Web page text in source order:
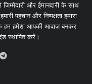
और ईमानदारी के साथ
पहचान और निष्पक्षता हमारा
हम हमेशा आपकी आवाज़ बनकर
स्थापित करें।
Telegram